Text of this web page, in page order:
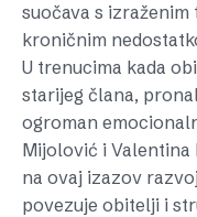
suočava s
kroničnim
U trenucima kada
starijeg člana,
ogroman
Mijolović i
na ovaj izazov
povezuje obitelji i